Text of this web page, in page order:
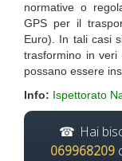
normative o
GPS per il
Euro). In tali casi
trasformino in
possano essere
Info: Ispettorato
Hai
069968209